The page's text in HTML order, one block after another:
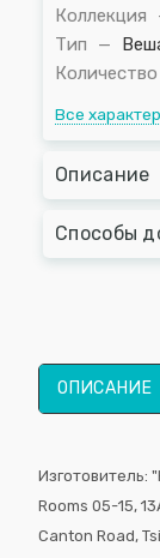
Коллекция
Тип
—
Все
Описание
Способы
ОПИСАНИЕ
Изготовитель:
Rooms 05-15,
Canton Road,